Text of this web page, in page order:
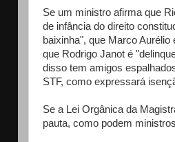
Se um ministro afirma que
de infância do direito
baixinha", que Marco
que Rodrigo Janot é
disso tem amigos
STF, como expressará
Se a Lei Orgânica da
pauta, como podem